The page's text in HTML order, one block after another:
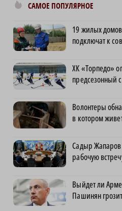
САМОЕ ПОПУЛЯРНОЕ
19 жилых
подключат к
ХК «Торпедо»
предсезонный
Волонтеры
в котором
Садыр
рабочую
Выйдет ли
Пашинян